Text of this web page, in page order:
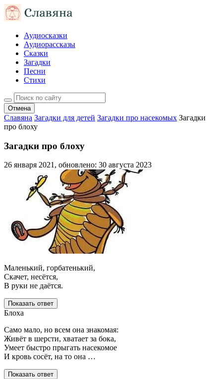
Аудиосказки
Аудиорассказы
Сказки
Загадки
Песни
Стихи
Отмена
Славяна Загадки для детей Загадки про насекомых Загадки
про блоху
Загадки про блоху
26 января 2021, обновлено: 30 августа 2023
Маленький, горбатенький,
Скачет, несётся,
В руки не даётся.
Показать ответ
Блоха
Само мало, но всем она знакомая:
Живёт в шерсти, хватает за бока,
Умеет быстро прыгать насекомое
И кровь сосёт, на то она …
Показать ответ